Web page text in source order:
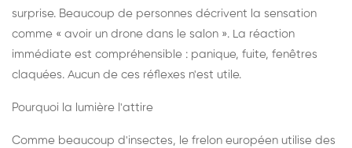
surprise. Beaucoup de personnes décrivent la sensation
comme « avoir un drone dans le salon ». La réaction
immédiate est compréhensible : panique, fuite, fenêtres
claquées. Aucun de ces réflexes n'est utile.
Pourquoi la lumière l'attire
Comme beaucoup d'insectes, le frelon européen utilise des